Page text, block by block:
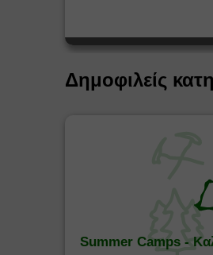
Δημοφιλείς
Summer Camps -